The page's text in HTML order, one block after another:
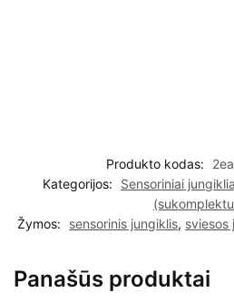
Produkto kodas:
Kategorijos:
Sensoriniai
Žymos:
sensorinis jungiklis, sviesos
Panašūs produktai